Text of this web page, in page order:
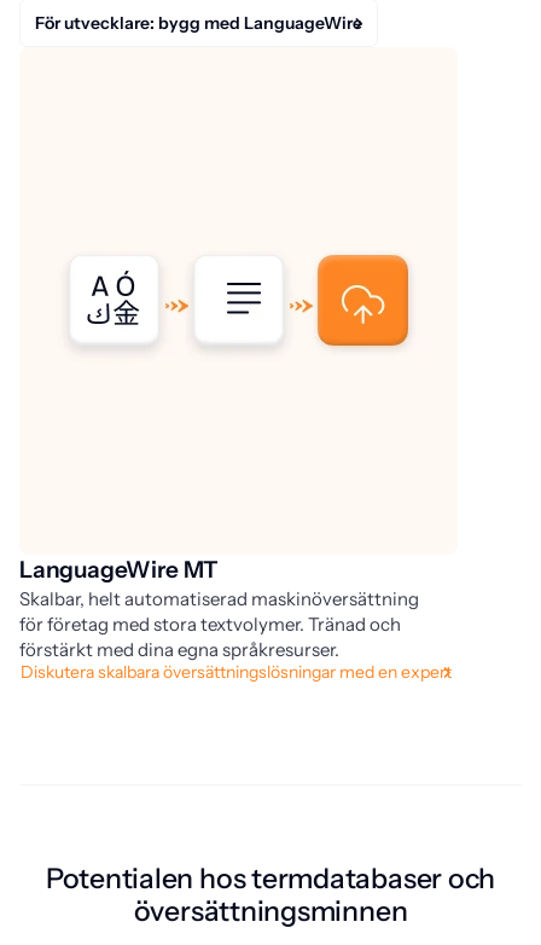
För utvecklare: bygg med LanguageWire
LanguageWire MT
Skalbar, helt automatiserad maskinöversättning
för företag med stora textvolymer. Tränad och
förstärkt med dina egna språkresurser.
Diskutera skalbara översättningslösningar med en expert
Potentialen hos termdatabaser och
översättningsminnen